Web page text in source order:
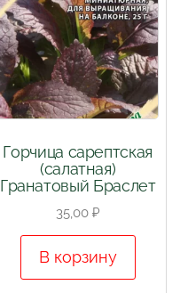
Горчица сарептская
(салатная)
Гранатовый Браслет
35,00 ₽
В корзину